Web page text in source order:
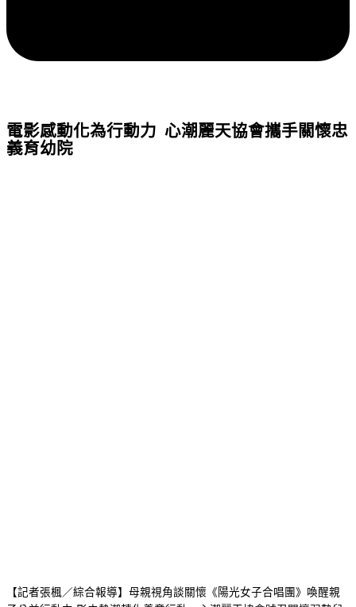
電影感動化為行動力 心潮麗天協會攜手關懷忠
義育幼院
【記者張楓／綜合報導】母親視角談關懷《陽光女子合唱團》喚醒親